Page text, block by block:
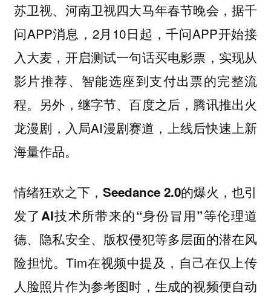
苏卫视、河南卫视四大马年春节晚会，据千
问APP消息，2月10日起，千问APP开始接
入大麦，开启测试一句话买电影票，实现从
影片推荐、智能选座到支付出票的完整流
程。另外，继字节、百度之后，腾讯推出火
龙漫剧，入局AI漫剧赛道，上线后快速上新
海量作品。
情绪狂欢之下，Seedance 2.0的爆火，也引
发了AI技术所带来的“身份冒用”等伦理道
德、隐私安全、版权侵犯等多层面的潜在风
险担忧。Tim在视频中提及，自己在仅上传
人脸照片作为参考图时，生成的视频便自动